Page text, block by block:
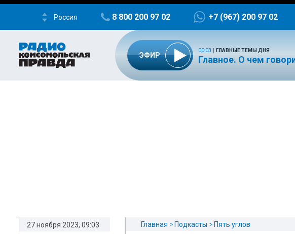
Россия 8 800 200 97 02 +7 (967) 200 97 02
ЭФИР
00:03 ГЛАВНЫЕ ТЕМЫ ДНЯ
Главное. О чем
Главная Подкасты Пять углов
27 ноября 2023, 09:03